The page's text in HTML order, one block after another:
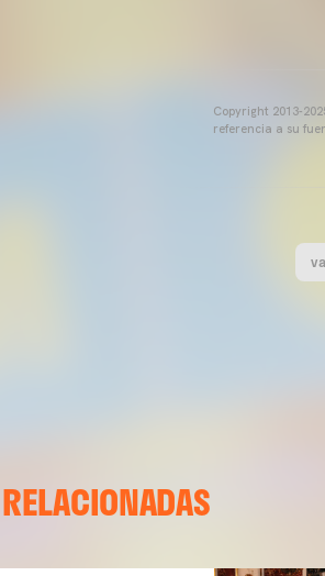
Copyright 2013-
referencia a su